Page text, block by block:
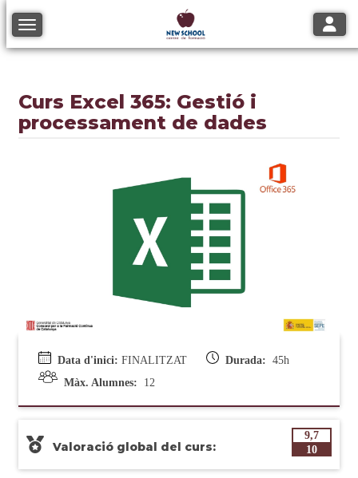
Toggle navigation
Curs Excel 365: Gestió i
processament de dades
Data d'inici: FINALITZAT Durada: 45h
Màx. Alumnes: 12
Valoració global del curs:
9,7
10